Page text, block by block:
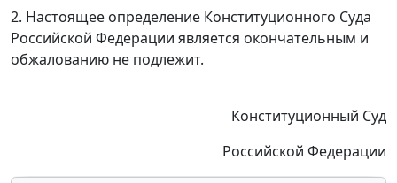
2. Настоящее определение Конституционного Суда
Российской Федерации является окончательным и
обжалованию не подлежит.
Конституционный Суд
Российской Федерации